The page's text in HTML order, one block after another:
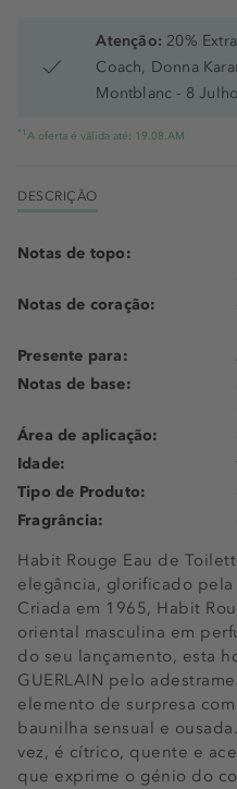
Atenção: 20%
Coach, Donna
Montblanc - 8
*1 A oferta é válida até: 19.08.AM
DESCRIÇÃO
Habit Rouge Eau de
elegância, glorificado
Criada em 1965, Habit
oriental masculina em
do seu lançamento, esta
GUERLAIN pelo
elemento de surpresa
baunilha sensual e
vez, é cítrico, quente e
que exprime o génio do
Notas de topo:
Notas de coração:
Presente para:
Notas de base:
Área de aplicação:
Idade:
Tipo de Produto:
Fragrância: